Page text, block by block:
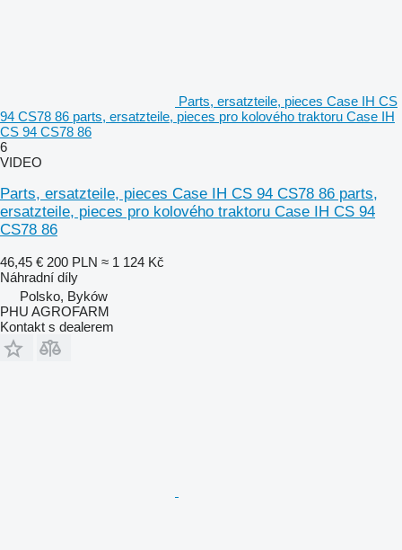
Parts, ersatzteile, pieces Case IH CS
94 CS78 86 parts, ersatzteile, pieces pro kolového traktoru Case IH
CS 94 CS78 86
6
VIDEO
Parts, ersatzteile, pieces Case IH CS 94 CS78 86 parts,
ersatzteile, pieces pro kolového traktoru Case IH CS 94
CS78 86
46,45 € 200 PLN ≈ 1 124 Kč
Náhradní díly
Polsko, Byków
PHU AGROFARM
Kontakt s dealerem